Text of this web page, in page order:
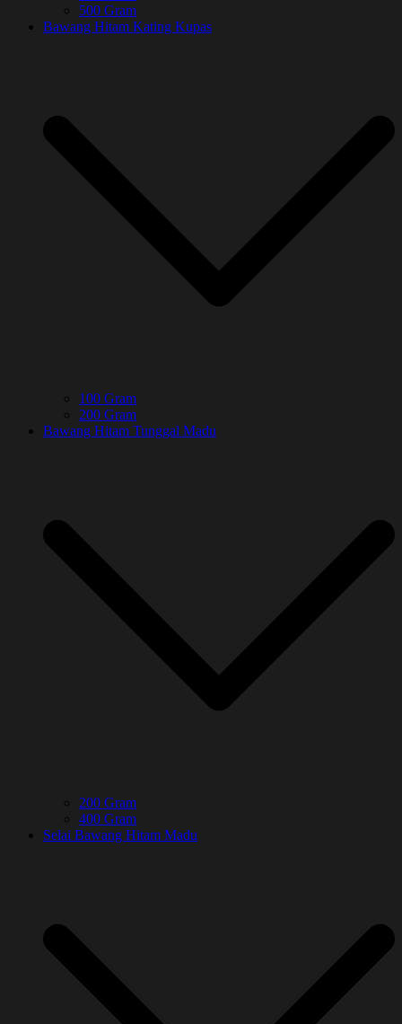
500 Gram
Bawang Hitam Kating Kupas
100 Gram
200 Gram
Bawang Hitam Tunggal Madu
200 Gram
400 Gram
Selai Bawang Hitam Madu